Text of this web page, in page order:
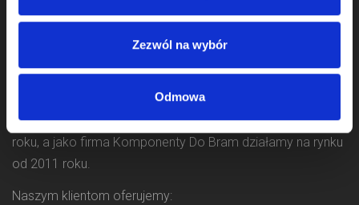
Zezwól na wybór
Odmowa
Zajmujemy się sprzedażą komponentów do bram od 2009
roku, a jako firma Komponenty Do Bram działamy na rynku
od 2011 roku.
Naszym klientom oferujemy: